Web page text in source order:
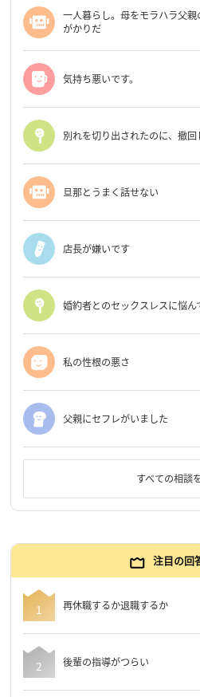
一人暮らし。母をモラハラ父
がかりだ
気持ち悪いです。
別れを切り出されたのに、撤
旦那とうまく話せない
店長が嫌いです
婚約者とのセックスレスに悩ん
私の性根の悪さ
父親にセフレがいました
すべての相談
注目の回
再休職するか退職するか
後輩の指導がつらい